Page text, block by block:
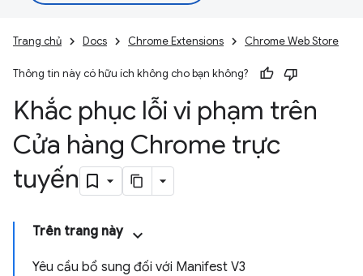
Trang chủ Docs Chrome Extensions Chrome Web Store
Thông tin này có hữu ích không cho bạn không?
Khắc phục lỗi vi phạm trên
Cửa hàng Chrome trực
tuyến
Trên trang này
Yêu cầu bổ sung đối với Manifest V3